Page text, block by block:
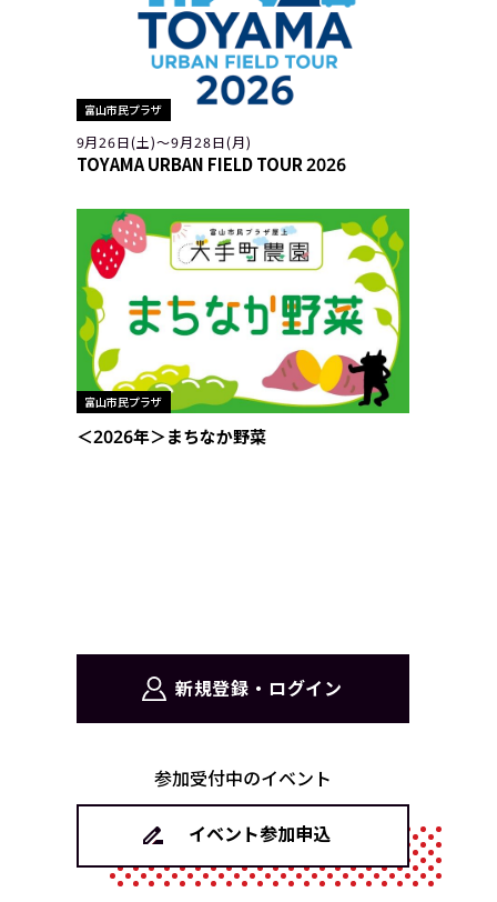
富山市民プラザ
9月26日(土)〜9月28日(月)
TOYAMA URBAN FIELD TOUR 2026
富山市民プラザ
＜2026年＞まちなか野菜
新規登録・ログイン
参加受付中のイベント
イベント参加申込